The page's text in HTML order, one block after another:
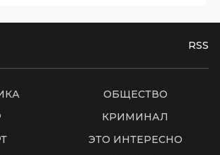
RSS
ОБЩЕСТВО
КРИМИНАЛ
ЭТО ИНТЕРЕСНО